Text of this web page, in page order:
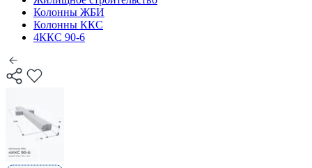
Колонны ЖБИ
Колонны ККС
4ККС 90-6